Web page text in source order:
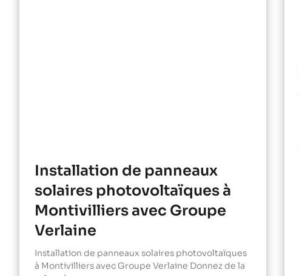
Installation de panneaux
solaires photovoltaïques à
Montivilliers avec Groupe
Verlaine
Installation de panneaux solaires photovoltaïques
à Montivilliers avec Groupe Verlaine Donnez de la